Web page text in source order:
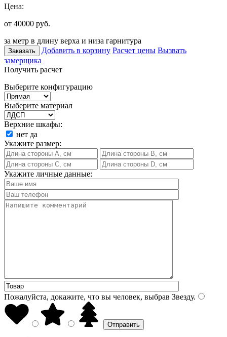
Цена:
от 40000 руб.
за метр в длину верха и низа гарнитура
Заказать Добавить в корзину Расчет цены Вызвать
замерщика
Получить расчет
Выберите конфигурацию
Выберите материал
Верхние шкафы:
нет да
Укажите размер:
Укажите личные данные:
Пожалуйста, докажите, что вы человек, выбрав Звезду.